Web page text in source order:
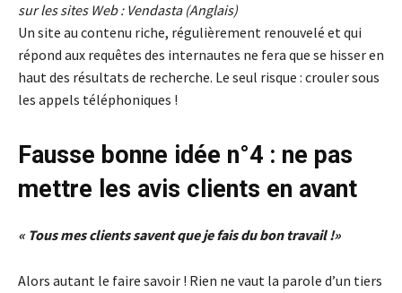
sur les sites Web : Vendasta (Anglais)
Un site au contenu riche, régulièrement renouvelé et qui
répond aux requêtes des internautes ne fera que se hisser en
haut des résultats de recherche. Le seul risque : crouler sous
les appels téléphoniques !
Fausse bonne idée n°4 : ne pas
mettre les avis clients en avant
« Tous mes clients savent que je fais du bon travail !»
Alors autant le faire savoir ! Rien ne vaut la parole d’un tiers